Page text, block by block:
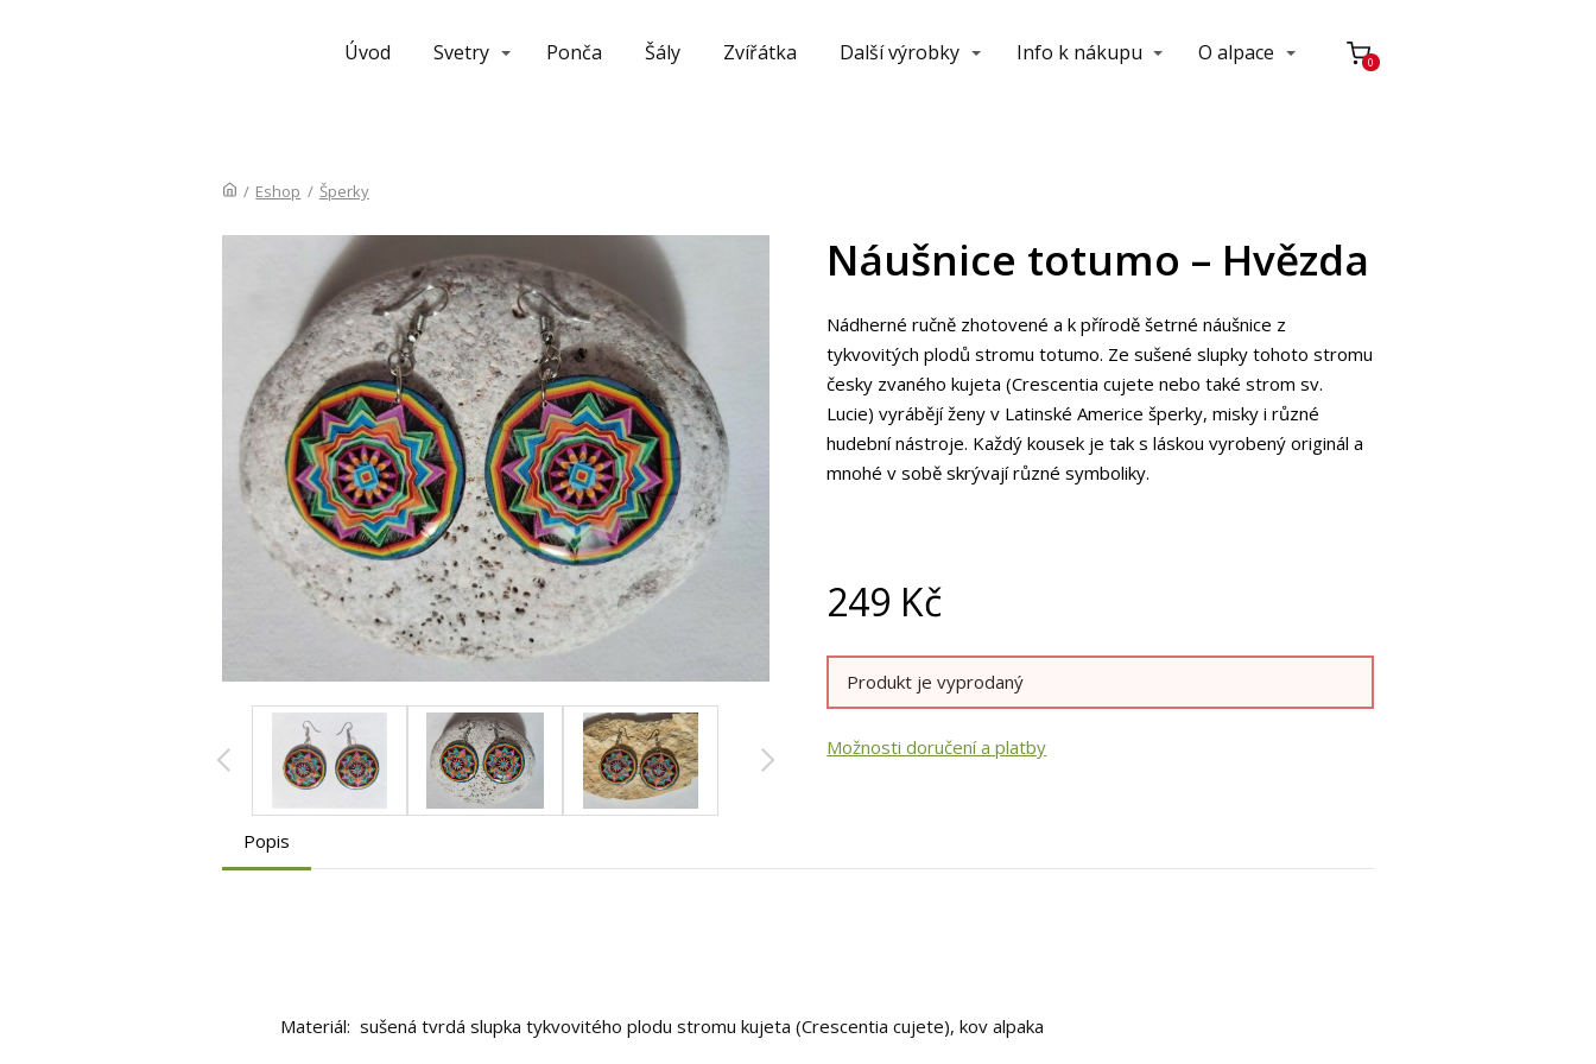
Úvod Svetry Ponča Šály Zvířátka Další výrobky Info k nákupu O alpace 0
/ Eshop / Šperky
Náušnice totumo – Hvězda
Nádherné ručně zhotovené a k přírodě šetrné náušnice z
tykvovitých plodů stromu totumo. Ze sušené slupky tohoto stromu
česky zvaného kujeta (Crescentia cujete nebo také strom sv.
Lucie) vyrábějí ženy v Latinské Americe šperky, misky i různé
hudební nástroje. Každý kousek je tak s láskou vyrobený originál a
mnohé v sobě skrývají různé symboliky.
249 Kč
Produkt je vyprodaný
Možnosti doručení a platby
Popis
Materiál: sušená tvrdá slupka tykvovitého plodu stromu kujeta (Crescentia cujete), kov alpaka